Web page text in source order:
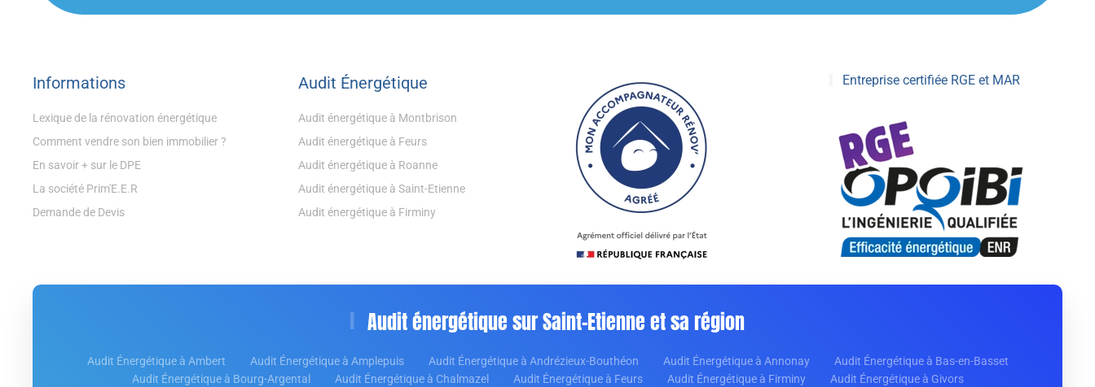
Informations
Lexique de la rénovation énergétique
Comment vendre son bien immobilier ?
En savoir + sur le DPE
La société Prim'E.E.R
Demande de Devis
Audit Énergétique
Audit énergétique à Montbrison
Audit énergétique à Feurs
Audit énergétique à Roanne
Audit énergétique à Saint-Etienne
Audit énergétique à Firminy
Entreprise certifiée RGE et MAR
Audit énergétique sur Saint-Etienne et sa région
Audit Énergétique à Ambert Audit Énergétique à Amplepuis Audit Énergétique à Andrézieux-Bouthéon Audit Énergétique à Annonay
Audit Énergétique à Bas-en-Basset
Audit Énergétique à Bourg-Argental
Audit Énergétique à Chalmazel Audit Énergétique à Feurs Audit Énergétique à Firminy Audit Énergétique à Givors